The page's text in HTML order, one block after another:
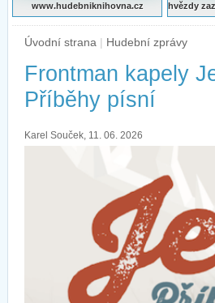
www.hudebniknihovna.cz
hvězdy
Úvodní strana | Hudební zprávy
Frontman kapely
Příběhy písní
Karel Souček, 11. 06. 2026